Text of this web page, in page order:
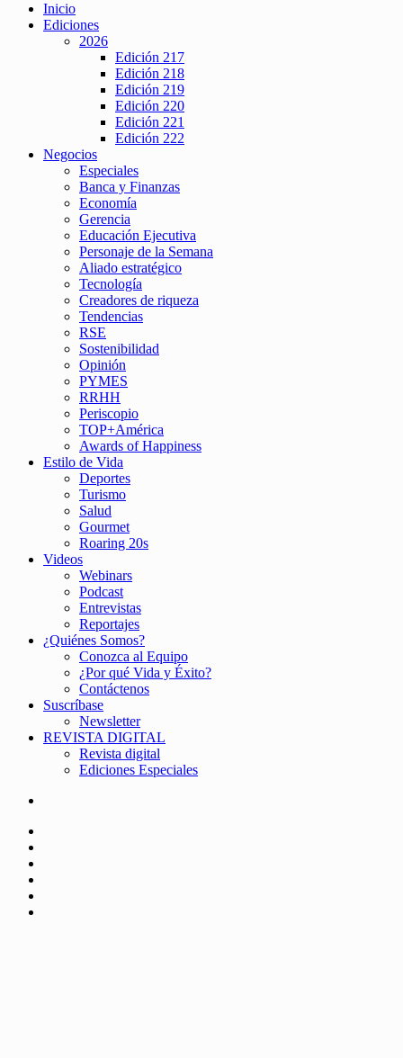
Inicio
Ediciones
2026
Edición 217
Edición 218
Edición 219
Edición 220
Edición 221
Edición 222
Negocios
Especiales
Banca y Finanzas
Economía
Gerencia
Educación Ejecutiva
Personaje de la Semana
Aliado estratégico
Tecnología
Creadores de riqueza
Tendencias
RSE
Sostenibilidad
Opinión
PYMES
RRHH
Periscopio
TOP+América
Awards of Happiness
Estilo de Vida
Deportes
Turismo
Salud
Gourmet
Roaring 20s
Videos
Webinars
Podcast
Entrevistas
Reportajes
¿Quiénes Somos?
Conozca al Equipo
¿Por qué Vida y Éxito?
Contáctenos
Suscríbase
Newsletter
REVISTA DIGITAL
Revista digital
Ediciones Especiales